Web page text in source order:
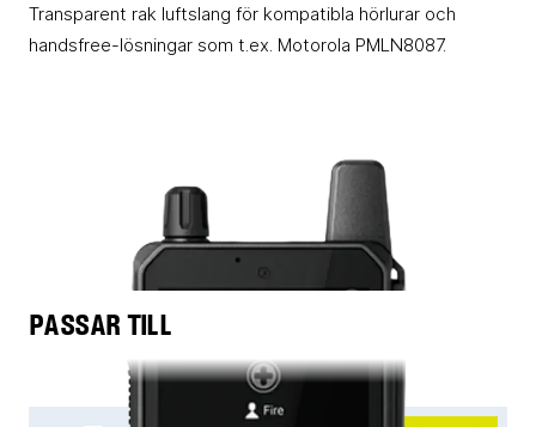
Transparent rak luftslang för kompatibla hörlurar och
handsfree-lösningar som t.ex. Motorola PMLN8087.
PASSAR TILL